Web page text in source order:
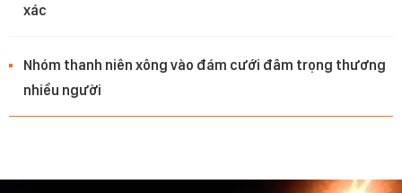
xác
Nhóm thanh niên xông vào đám cưới đâm trọng thương
nhiều người